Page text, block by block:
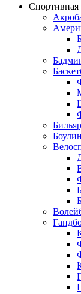
Спортивная